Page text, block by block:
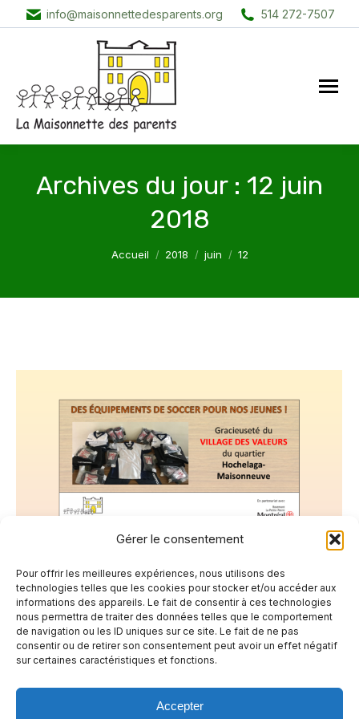
Gérer le consentement
Pour offrir les meilleures expériences, nous utilisons des
technologies telles que les cookies pour stocker et/ou accéder aux
informations des appareils. Le fait de consentir à ces technologies
nous permettra de traiter des données telles que le comportement
de navigation ou les ID uniques sur ce site. Le fait de ne pas
consentir ou de retirer son consentement peut avoir un effet négatif
sur certaines caractéristiques et fonctions.
Accepter
info@maisonnettedesparents.org 514 272-7507
Archives du jour : 12 juin
2018
Vous êtes ici :
Accueil 2018 juin 12
MERCI AU VILLAGE DES VALEURS !
Non classé Par 12 juin 2018 Laisser un commentaire
La Maisonnette des parents tient à remercier
le Village des Valeurs du quartier Hochelaga-
Maisonneuve pour leurs dons d’équipement
neuf de soccer de marque reconnue